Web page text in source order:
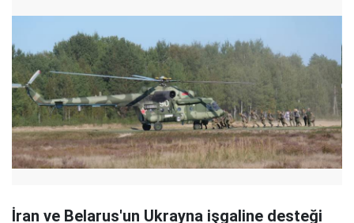
İran ve Belarus'un Ukrayna işgaline desteği